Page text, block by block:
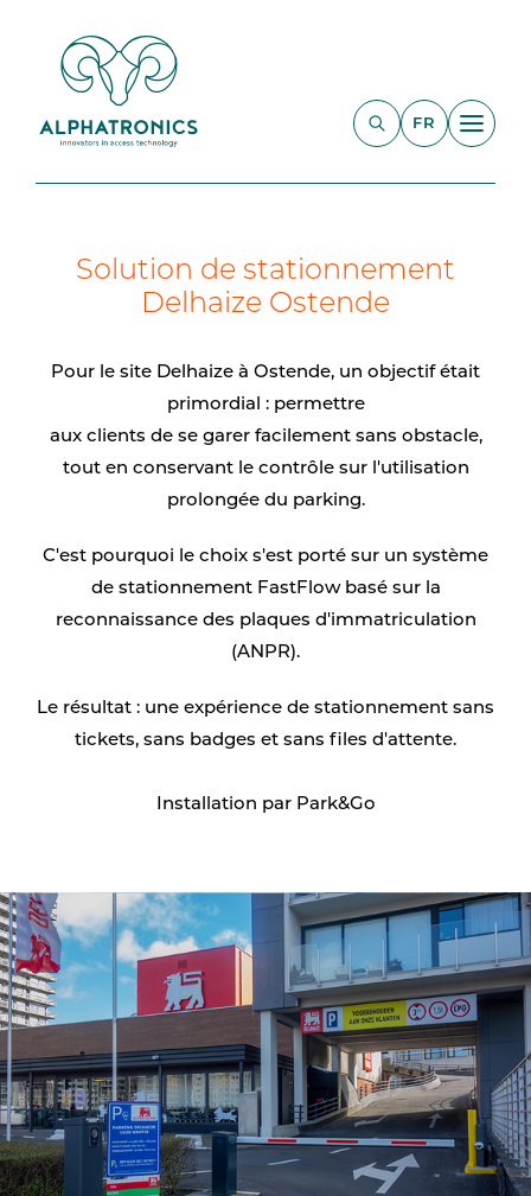
FR
Solution de stationnement
Delhaize Ostende
Pour le site Delhaize à Ostende, un objectif était
primordial : permettre
aux clients de se garer facilement sans obstacle,
tout en conservant le contrôle sur l'utilisation
prolongée du parking.
C'est pourquoi le choix s'est porté sur un système
de stationnement FastFlow basé sur la
reconnaissance des plaques d'immatriculation
(ANPR).
Le résultat : une expérience de stationnement sans
tickets, sans badges et sans files d'attente.
Installation par Park&Go